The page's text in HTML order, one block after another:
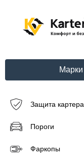
Марки
Защита картера
Пороги
Фаркопы